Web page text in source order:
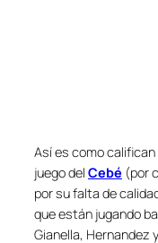
Así es como
juego del Cebé (por
por su falta de
que están jugando
Gianella, Hernandez